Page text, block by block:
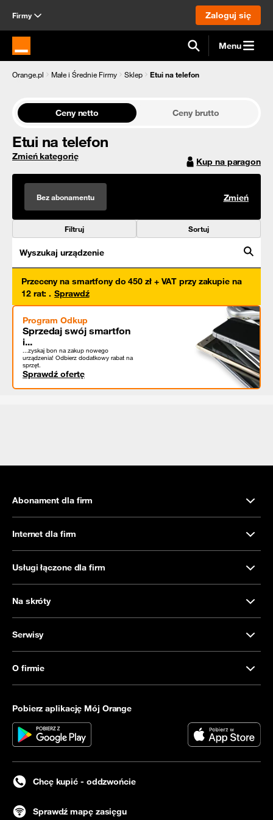
Firmy Zaloguj się
Strona główna Orange.pl Menu
Orange.pl Małe i Średnie Firmy Sklep Etui na telefon
Ceny netto Ceny brutto
Etui na telefon
Zmień kategorię Kup na paragon
Bez abonamentu Zmień
Filtruj Sortuj
Wyszukaj urządzenie
Przeceny na smartfony do 450 zł + VAT przy zakupie na
12 rat: . Sprawdź
Program Odkup
Sprzedaj swój smartfon
i...
...zyskaj bon na zakup nowego
urządzenia! Odbierz dodatkowy rabat na
sprzęt.
Sprawdź ofertę
Abonament dla firm
Internet dla firm
Usługi łączone dla firm
Na skróty
Serwisy
O firmie
Pobierz aplikację Mój Orange
Chcę kupić - oddzwońcie
Sprawdź mapę zasięgu